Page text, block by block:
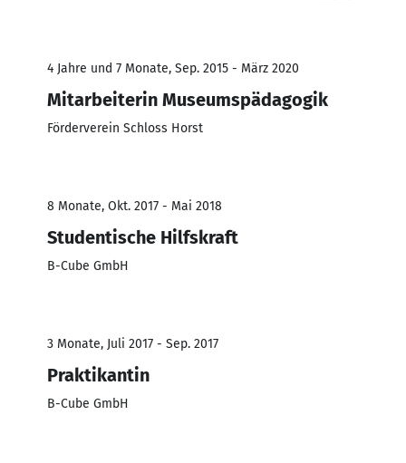
4 Jahre und 7 Monate, Sep. 2015 - März 2020
Mitarbeiterin Museumspädagogik
Förderverein Schloss Horst
8 Monate, Okt. 2017 - Mai 2018
Studentische Hilfskraft
B-Cube GmbH
3 Monate, Juli 2017 - Sep. 2017
Praktikantin
B-Cube GmbH